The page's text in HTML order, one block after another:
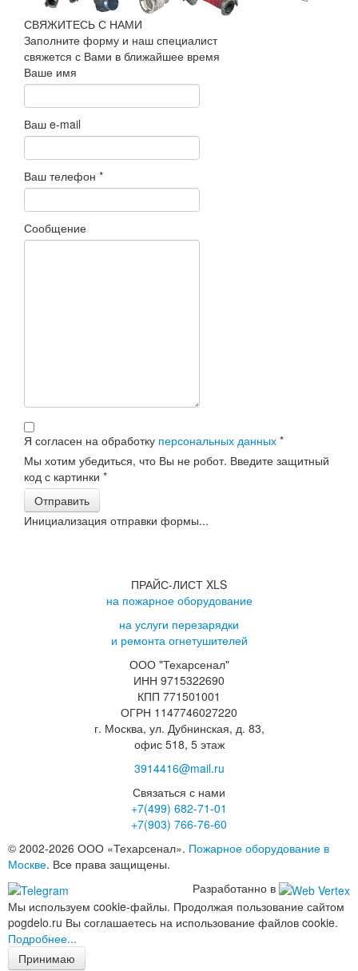
СВЯЖИТЕСЬ С НАМИ
Заполните форму и наш специалист
свяжется с Вами в ближайшее время
Ваше имя
Ваш e-mail
Ваш телефон *
Сообщение
Я согласен на обработку персональных данных *
Мы хотим убедиться, что Вы не робот. Введите защитный
код с картинки *
Отправить
Инициализация отправки формы...
ПРАЙС-ЛИСТ XLS
на пожарное оборудование
на услуги перезарядки
и ремонта огнетушителей
ООО "Техарсенал"
ИНН 9715322690
КПП 771501001
ОГРН 1147746027220
г. Москва, ул. Дубнинская, д. 83,
офис 518, 5 этаж
3914416@mail.ru
Связаться с нами
+7(499) 682-71-01
+7(903) 766-76-60
© 2002-2026 ООО «Техарсенал». Пожарное оборудование в
Москве. Все права защищены.
Разработанно в
Мы используем cookie-файлы. Продолжая пользование сайтом
pogdelo.ru Вы соглашаетесь на использование файлов cookie.
Подробнее...
Принимаю